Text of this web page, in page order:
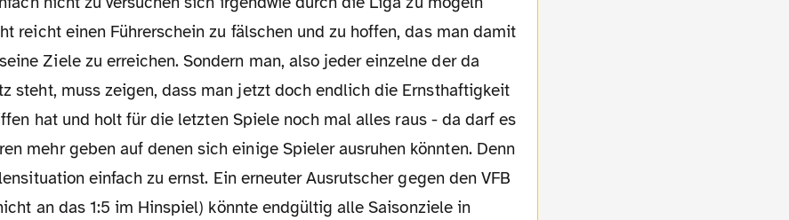
reicht einen Führerschein zu fälschen und zu hoffen, das man damit
Ziele zu erreichen. Sondern man, also jeder einzelne der da
steht, muss zeigen, dass man jetzt doch endlich die Ernsthaftigkeit
hat und holt für die letzten Spiele noch mal alles raus - da darf es
mehr geben auf denen sich einige Spieler ausruhen könnten. Denn
einfach zu ernst. Ein erneuter Ausrutscher gegen den VFB
an das 1:5 im Hinspiel) könnte endgültig alle Saisonziele in